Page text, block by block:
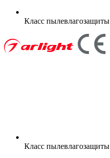
Класс пылевлагозащиты
Класс пылевлагозащиты